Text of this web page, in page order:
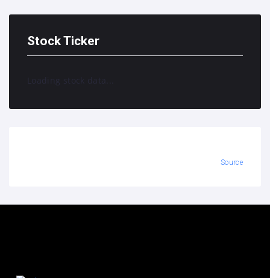
Stock Ticker
Loading stock data...
Source